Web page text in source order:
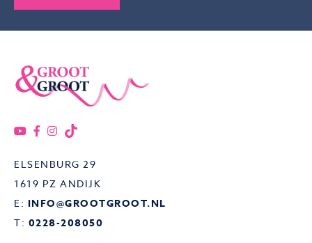
ELSENBURG 29
1619 PZ ANDIJK
E: INFO@GROOTGROOT.NL
T: 0228-208050